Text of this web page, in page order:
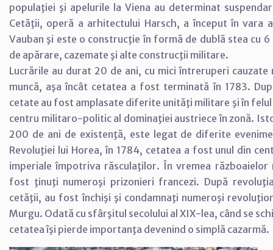
populaţiei şi apelurile la Viena au determinat
Cetăţii, operă a arhitectului Harsch, a început în vara
Vauban şi este o construcţie în formă de dublă stea cu
de apărare, cazemate şi alte construcţii militare.
Lucrările au durat 20 de ani, cu mici întreruperi
muncă, aşa încât cetatea a fost terminată în 1783.
cetate au fost amplasate diferite unităţi militare şi în felul
centru militaro-politic al dominaţiei austriece în zonă.
200 de ani de existenţă, este legat de diferite
Revoluţiei lui Horea, în 1784, cetatea a fost unul din
imperiale împotriva răsculaţilor. În vremea războaielor
fost ţinuţi numeroşi prizonieri francezi. După
cetăţii, au fost închişi şi condamnaţi numeroşi
Murgu. Odată cu sfârşitul secolului al XIX-lea, când se
cetatea îşi pierde importanţa devenind o simplă cazarmă.